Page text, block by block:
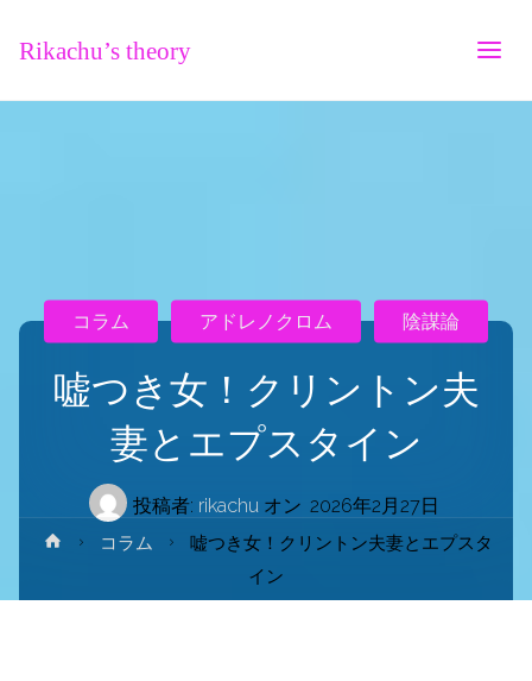
Rikachu’s theory
嘘つき女！クリントン夫
妻とエプスタイン
投稿者: rikachu オン 2026年2月27日
コラム アドレノクロム 陰謀論
ホ
ム
コラム
嘘つき女！クリントン夫妻とエプスタ
イン